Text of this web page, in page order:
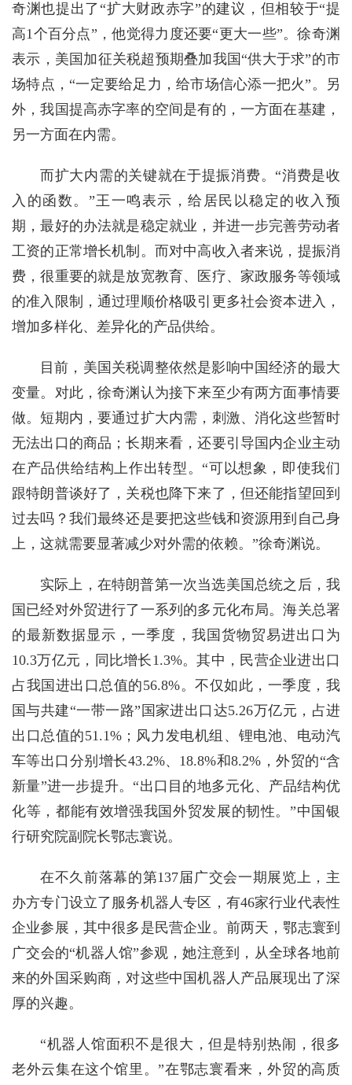
奇渊也提出了“扩大财政赤字”的建议，但相较于“提
高1个百分点”，他觉得力度还要“更大一些”。徐奇渊
表示，美国加征关税超预期叠加我国“供大于求”的市
场特点，“一定要给足力，给市场信心添一把火”。另
外，我国提高赤字率的空间是有的，一方面在基建，
另一方面在内需。
而扩大内需的关键就在于提振消费。“消费是收
入的函数。”王一鸣表示，给居民以稳定的收入预
期，最好的办法就是稳定就业，并进一步完善劳动者
工资的正常增长机制。而对中高收入者来说，提振消
费，很重要的就是放宽教育、医疗、家政服务等领域
的准入限制，通过理顺价格吸引更多社会资本进入，
增加多样化、差异化的产品供给。
目前，美国关税调整依然是影响中国经济的最大
变量。对此，徐奇渊认为接下来至少有两方面事情要
做。短期内，要通过扩大内需，刺激、消化这些暂时
无法出口的商品；长期来看，还要引导国内企业主动
在产品供给结构上作出转型。“可以想象，即使我们
跟特朗普谈好了，关税也降下来了，但还能指望回到
过去吗？我们最终还是要把这些钱和资源用到自己身
上，这就需要显著减少对外需的依赖。”徐奇渊说。
实际上，在特朗普第一次当选美国总统之后，我
国已经对外贸进行了一系列的多元化布局。海关总署
的最新数据显示，一季度，我国货物贸易进出口为
10.3万亿元，同比增长1.3%。其中，民营企业进出口
占我国进出口总值的56.8%。不仅如此，一季度，我
国与共建“一带一路”国家进出口达5.26万亿元，占进
出口总值的51.1%；风力发电机组、锂电池、电动汽
车等出口分别增长43.2%、18.8%和8.2%，外贸的“含
新量”进一步提升。“出口目的地多元化、产品结构优
化等，都能有效增强我国外贸发展的韧性。”中国银
行研究院副院长鄂志寰说。
在不久前落幕的第137届广交会一期展览上，主
办方专门设立了服务机器人专区，有46家行业代表性
企业参展，其中很多是民营企业。前两天，鄂志寰到
广交会的“机器人馆”参观，她注意到，从全球各地前
来的外国采购商，对这些中国机器人产品展现出了深
厚的兴趣。
“机器人馆面积不是很大，但是特别热闹，很多
老外云集在这个馆里。”在鄂志寰看来，外贸的高质